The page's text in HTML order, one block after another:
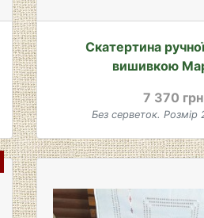
Скатертина
вишивкою
7 370
Без серветок. Розмір